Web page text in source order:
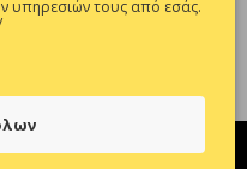
υπηρεσιών τους από εσάς.